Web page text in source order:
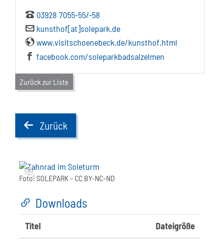
03928 7055-55/-58
kunsthof[at]solepark.de
www.visitschoenebeck.de/kunsthof.html
facebook.com/soleparkbadsalzelmen
Zurück zur Liste
backZurück
Foto: SOLEPARK - CC BY-NC-ND
Downloads
Titel Dateigröße